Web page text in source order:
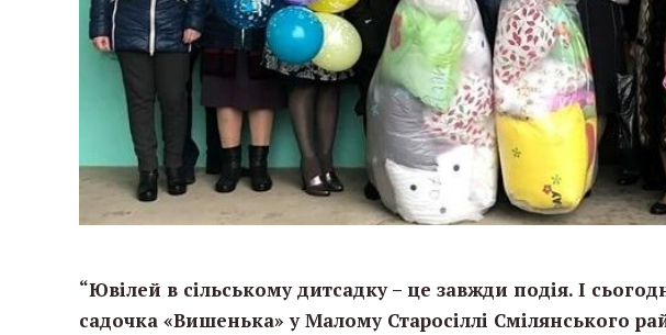
“Ювілей в сільському дитсадку – це завжди подія. І
садочка «Вишенька» у Малому Старосіллі Смілянського